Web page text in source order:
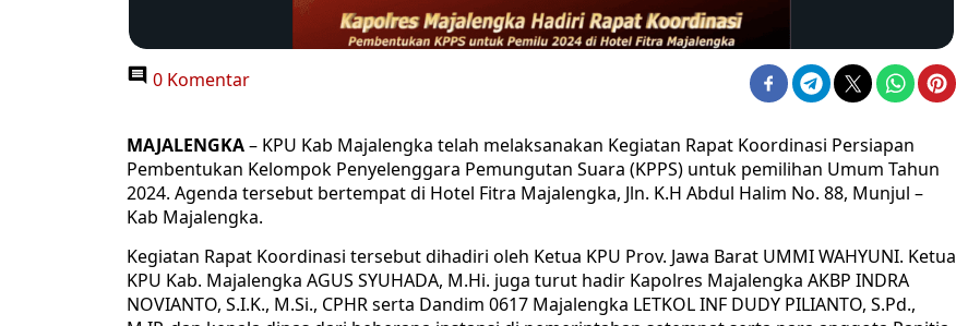
0 Komentar
MAJALENGKA– KPU Kab Majalengka telah melaksanakan Kegiatan Rapat Koordinasi Persiapan
Pembentukan Kelompok Penyelenggara Pemungutan Suara (KPPS) untuk pemilihan Umum Tahun
2024. Agenda tersebut bertempat di Hotel Fitra Majalengka, Jln. K.H Abdul Halim No. 88, Munjul –
Kab Majalengka.
Kegiatan Rapat Koordinasi tersebut dihadiri oleh Ketua KPU Prov. Jawa Barat UMMI WAHYUNI. Ketua
KPU Kab. Majalengka AGUS SYUHADA, M.Hi. juga turut hadir Kapolres Majalengka AKBP INDRA
NOVIANTO, S.I.K., M.Si., CPHR serta Dandim 0617 Majalengka LETKOL INF DUDY PILIANTO, S.Pd.,